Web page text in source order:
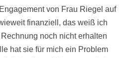
von Frau Riegel auf
finanziell, das weiß ich
noch nicht erhalten
hat sie für mich ein Problem